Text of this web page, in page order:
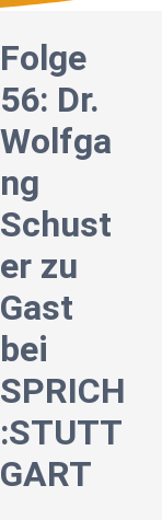
Folge
56: Dr.
Wolfga
ng
Schust
er zu
Gast
bei
SPRICH
:STUTT
GART